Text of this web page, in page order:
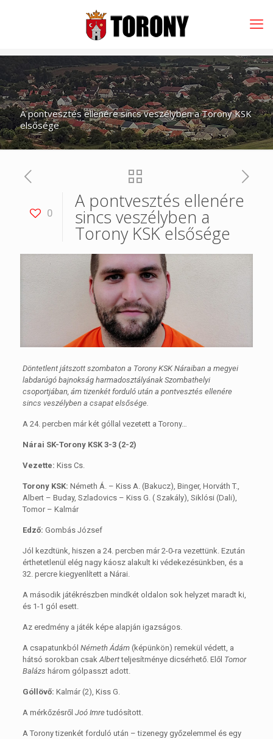
A pontvesztés ellenére sincs veszélyben a Torony KSK
elsősége
0
A pontvesztés ellenére
sincs veszélyben a
Torony KSK elsősége
Döntetlent játszott szombaton a Torony KSK Náraiban a megyei
labdarúgó bajnokság harmadosztályának Szombathelyi
csoportjában, ám tizenkét forduló után a pontvesztés ellenére
sincs veszélyben a csapat elsősége.
A 24. percben már két góllal vezetett a Torony…
Nárai SK-Torony KSK 3-3 (2-2)
Vezette: Kiss Cs.
Torony KSK: Németh Á. – Kiss A. (Bakucz), Binger, Horváth T.,
Albert – Buday, Szladovics – Kiss G. ( Szakály), Siklósi (Dali),
Tomor – Kalmár
Edző: Gombás József
Jól kezdtünk, hiszen a 24. percben már 2-0-ra vezettünk. Ezután
érthetetlenül elég nagy káosz alakult ki védekezésünkben, és a
32. percre kiegyenlített a Nárai.
A második játékrészben mindkét oldalon sok helyzet maradt ki,
és 1-1 gól esett.
Az eredmény a játék képe alapján igazságos.
A csapatunkból Németh Ádám(képünkön) remekül védett, a
hátsó sorokban csak Albertteljesítménye dicsérhető. Elől Tomor
Balázs három gólpasszt adott.
Góllövő: Kalmár (2), Kiss G.
A mérkőzésről Joó Imretudósított.
A Torony tizenkét forduló után – tizenegy győzelemmel és egy